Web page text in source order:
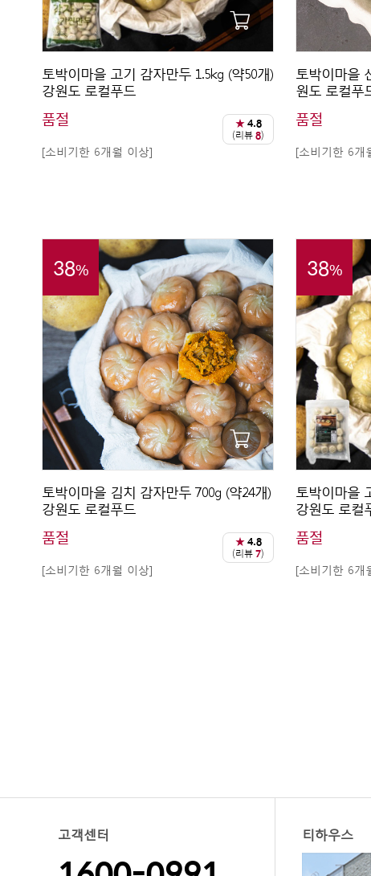
토박이마을 고기 감자만두 1.5kg (약50개)
강원도 로컬푸드
품절 ★4.8
(리뷰8)
[소비기한 6개월 이상]
토박이마을
원도 로컬푸
품절
[소비기한 6개
38%
토박이마을 김치 감자만두 700g (약24개)
강원도 로컬푸드
품절 ★4.8
(리뷰7)
[소비기한 6개월 이상]
38%
토박이마을
강원도 로컬
품절
[소비기한 6개
고객센터 티하우스